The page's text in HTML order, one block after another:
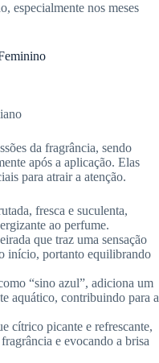
especialmente nos meses
da fragrância, sendo
após a aplicação. Elas
para atrair a atenção.
fresca e suculenta,
ao perfume.
que traz uma sensação
início, portanto equilibrando
“sino azul”, adiciona um
aquático, contribuindo para a
cítrico picante e refrescante,
e evocando a brisa